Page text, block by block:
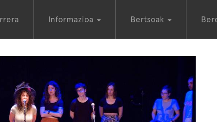
Informazioa Bertsoak